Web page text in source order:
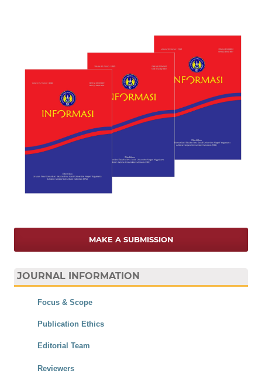
MAKE A SUBMISSION
JOURNAL INFORMATION
Focus & Scope
Publication Ethics
Editorial Team
Reviewers